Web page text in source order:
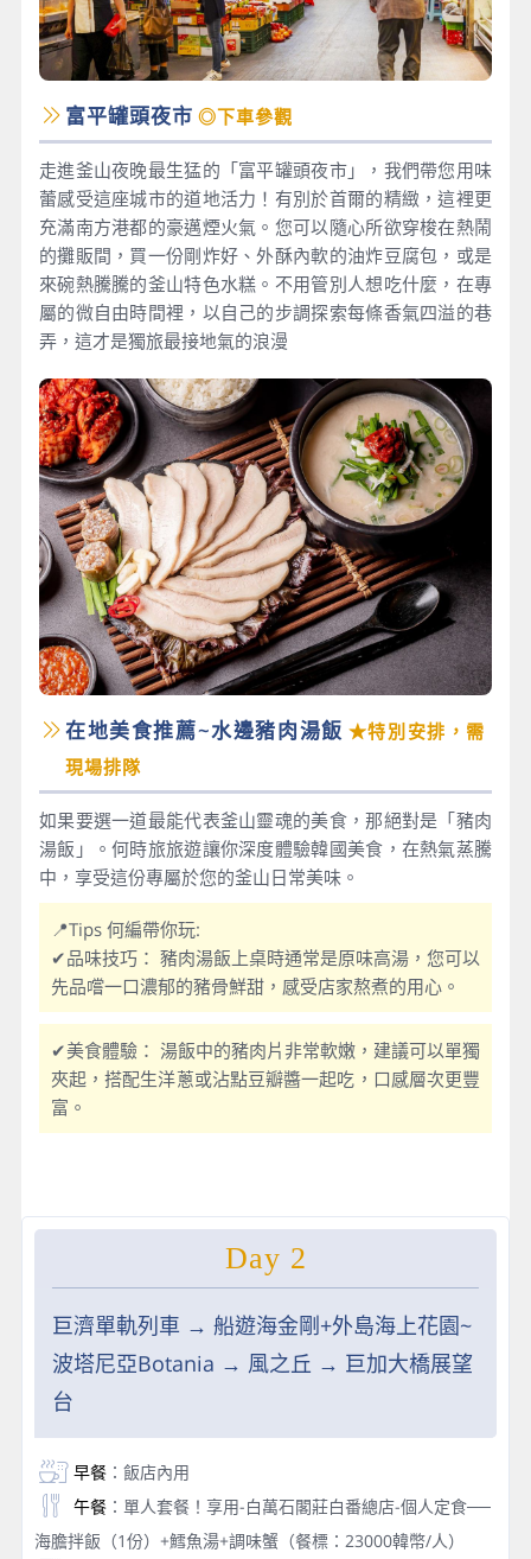
富平罐頭夜市 ◎下車參觀
走進釜山夜晚最生猛的「富平罐頭夜市」，我們帶您用味
蕾感受這座城市的道地活力！有別於首爾的精緻，這裡更
充滿南方港都的豪邁煙火氣。您可以隨心所欲穿梭在熱鬧
的攤販間，買一份剛炸好、外酥內軟的油炸豆腐包，或是
來碗熱騰騰的釜山特色水糕。不用管別人想吃什麼，在專
屬的微自由時間裡，以自己的步調探索每條香氣四溢的巷
弄，這才是獨旅最接地氣的浪漫
在地美食推薦~水邊豬肉湯飯 ★特別安排，需
現場排隊
如果要選一道最能代表釜山靈魂的美食，那絕對是「豬肉
湯飯」。何時旅旅遊讓你深度體驗韓國美食，在熱氣蒸騰
中，享受這份專屬於您的釜山日常美味。
📍Tips 何編帶你玩:
✔品味技巧： 豬肉湯飯上桌時通常是原味高湯，您可以
先品嚐一口濃郁的豬骨鮮甜，感受店家熬煮的用心。
✔美食體驗： 湯飯中的豬肉片非常軟嫩，建議可以單獨
夾起，搭配生洋蔥或沾點豆瓣醬一起吃，口感層次更豐
富。
Day 2
巨濟單軌列車 → 船遊海金剛+外島海上花園~
波塔尼亞Botania → 風之丘 → 巨加大橋展望
台
早餐：飯店內用
午餐：單人套餐！享用-白萬石閣莊白番總店-個人定食──
海膽拌飯（1份）+鱈魚湯+調味蟹（餐標：23000韓幣/人）